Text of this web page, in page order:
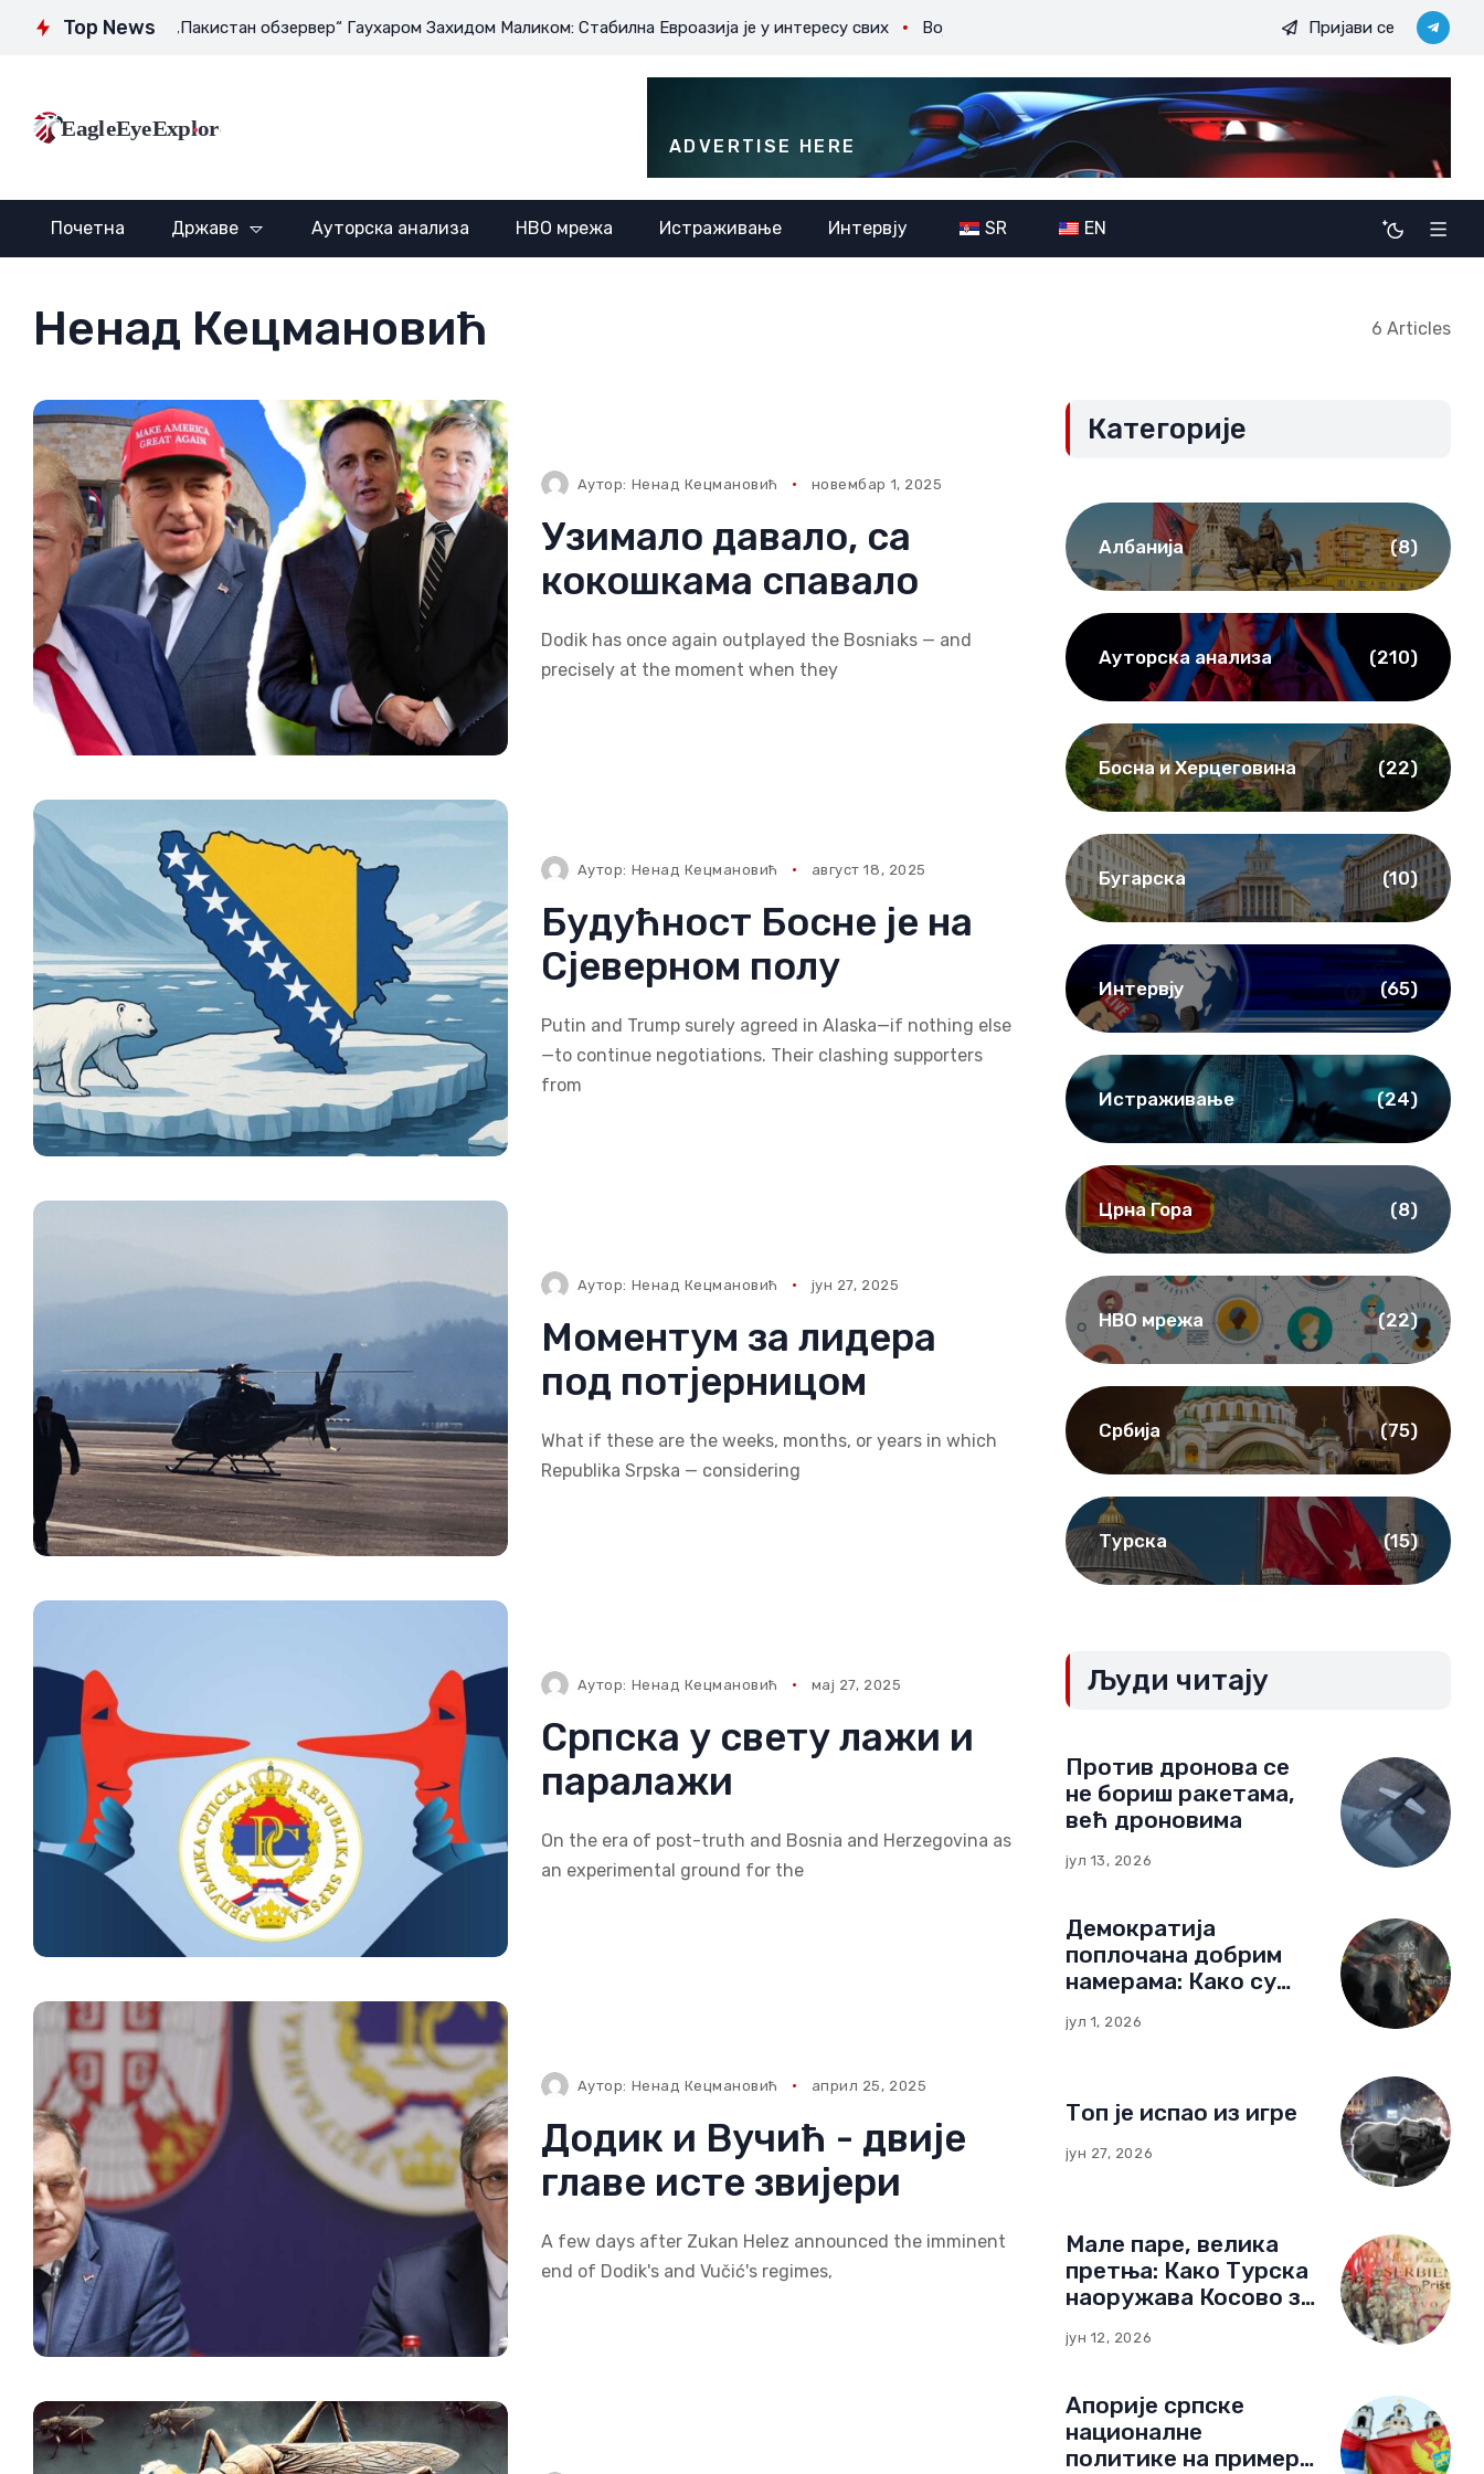
Top News
листа „Пакистан обзервер“ Гаухаром Захидом Маликом: Стабилна Евроазија је у интересу свих Војно-политичке амбиције JDODC: Потенцијалне последице ширења савеза
Пријави се
EagleEyeExplore
ADVERTISE HERE
Почетна Државе Ауторска анализа НВО мрежа Истраживање Интервју SR EN
Ненад Кецмановић 6 Articles
Аутор: Ненад Кецмановић новембар 1, 2025
Узимало давало, са
кокошкама спавало
Dodik has once again outplayed the Bosniaks — and
precisely at the moment when they
Аутор: Ненад Кецмановић август 18, 2025
Будућност Босне је на
Сјевeрном полу
Putin and Trump surely agreed in Alaska—if nothing else
—to continue negotiations. Their clashing supporters
from
Аутор: Ненад Кецмановић јун 27, 2025
Моментум за лидера
под потјерницом
What if these are the weeks, months, or years in which
Republika Srpska — considering
Аутор: Ненад Кецмановић мај 27, 2025
Српска у свету лажи и
паралажи
On the era of post-truth and Bosnia and Herzegovina as
an experimental ground for the
Аутор: Ненад Кецмановић април 25, 2025
Додик и Вучић - двије
главе исте звијери
A few days after Zukan Helez announced the imminent
end of Dodik's and Vučić's regimes,
Категорије
Албанија (8)
Ауторска анализа (210)
Босна и Херцеговина (22)
Бугарска (10)
Интервју (65)
Истраживање (24)
Црна Гора (8)
НВО мрежа (22)
Србија (75)
Турска (15)
Људи читају
Против дронова се
не бориш ракетама,
већ дроновима
јул 13, 2026
Демократија
поплочана добрим
намерама: Како су
изградиле мрежу
јул 1, 2026
Топ је испао из игре
јун 27, 2026
Мале паре, велика
претња: Како Турска
наоружава Косово за
јун 12, 2026
Апорије српске
националне
политике на примеру